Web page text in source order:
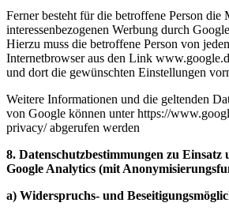
Ferner besteht für die betroffene Person die
interessenbezogenen Werbung durch
Hierzu muss die betroffene Person von
Internetbrowser aus den Link
und dort die gewünschten Einstellungen
Weitere Informationen und die geltenden
von Google können unter https://
privacy/ abgerufen werden
8. Datenschutzbestimmungen zu Einsatz
Google Analytics (mit
a) Widerspruchs- und